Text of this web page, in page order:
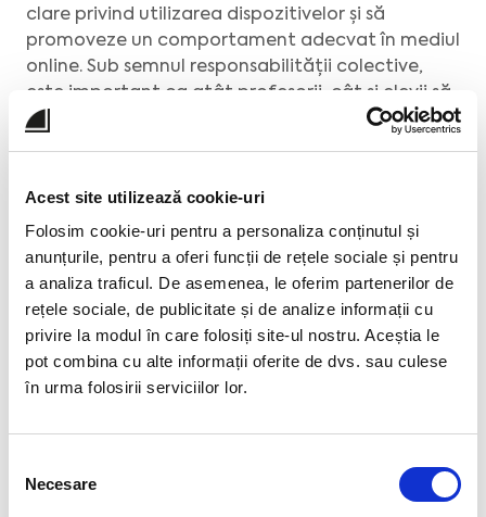
Acest site utilizează cookie-uri
Folosim cookie-uri pentru a personaliza conținutul și
anunțurile, pentru a oferi funcții de rețele sociale și pentru
a analiza traficul. De asemenea, le oferim partenerilor de
rețele sociale, de publicitate și de analize informații cu
privire la modul în care folosiți site-ul nostru. Aceștia le
pot combina cu alte informații oferite de dvs. sau culese
în urma folosirii serviciilor lor.
consimțământului
Necesare
clare privind utilizarea dispozitivelor și să
promoveze un comportament adecvat în mediul
online. Sub semnul responsabilității colective,
este important ca atât profesorii, cât și elevii să
respecte protecția datelor personale,
Ambasadorii EDUS și impactul lor în educația
digitală